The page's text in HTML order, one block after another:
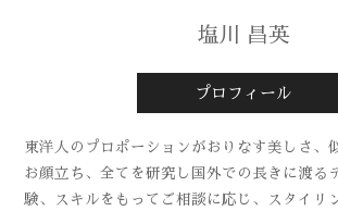
塩川 昌英
プロフィール
東洋人のプロポーションがおりなす美しさ、
お顔立ち、全てを研究し国外での長きに渡る
験、スキルをもってご相談に応じ、スタイリ